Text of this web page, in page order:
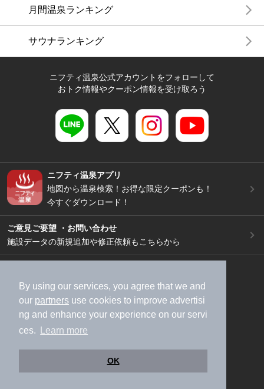
By using our services, you agree that we and
our partners use cookies to improve advertisi
ng and enhance your experience on our servi
ces.
Learn more
OK
月間温泉ランキング
サウナランキング
ニフティ温泉公式アカウントをフォローして
おトク情報やクーポン情報を受け取ろう
ニフティ温泉アプリ
地図から温泉検索！お得な限定クーポンも！
今すぐダウンロード！
ご意見ご要望 ・お問い合わせ
施設データの新規追加や修正依頼もこちらから
加盟店募集（資料請求）
広告出稿のご案内
利用規約
ライフスタイルMEMBERS+規約
特定商取引法に基づく表記
ヘルプ
採用情報
運営会社